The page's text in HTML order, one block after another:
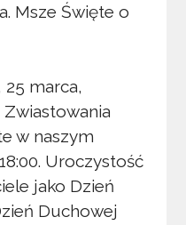
Msze Święte o
marca,
w naszym
Uroczystość
jako Dzień
Duchowej